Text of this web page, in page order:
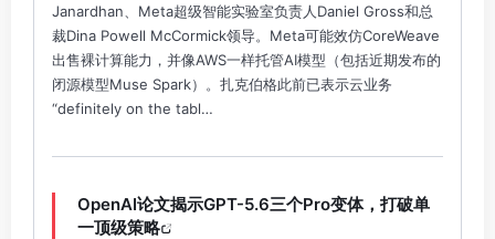
Janardhan、Meta超级智能实验室负责人Daniel Gross和总
裁Dina Powell McCormick领导。Meta可能效仿CoreWeave
出售裸计算能力，并像AWS一样托管AI模型（包括近期发布的
闭源模型Muse Spark）。扎克伯格此前已表示云业务
“definitely on the tabl…
OpenAI论文揭示GPT-5.6三个Pro变体，打破单
一顶级策略